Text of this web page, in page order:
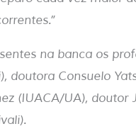
na banca os
doutora Consuelo
(IUACA/UA), doutor